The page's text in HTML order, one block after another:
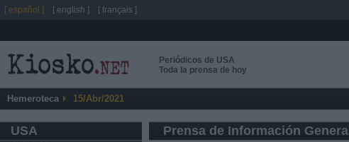
Periódicos de USA
Toda la prensa de hoy
Hemeroteca 15/Abr/2021
USA Prensa de Información General
[ español ] [ english ] [ français ]